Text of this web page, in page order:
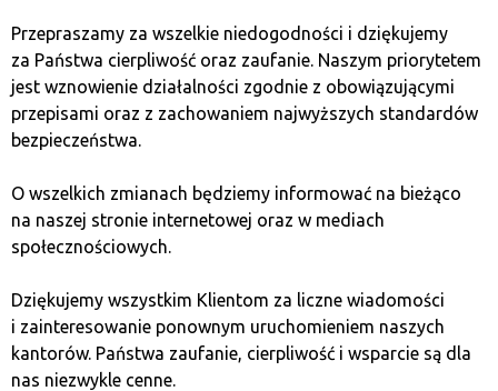
uwagę inwestorów, którzy szukają nowych możliwości
w świecie memecoinów.
5. Baby Doge Coin (BabyDoge)
Baby Doge Coin to młodszy kuzyn Dogecoina,
stworzony z myślą o promowaniu edukacji
kryptowalutowej i wspieraniu organizacji
wsparciu społeczności i celebrytów, takich jak Elon
Musk. Projekt kładzie duży nacisk na filantropię,
co przyciąga wielu inwestorów poszukujących
wartościowych projektów.
Przepraszamy za wszelkie niedogodności i dziękujemy
za Państwa cierpliwość oraz zaufanie. Naszym priorytetem
jest wznowienie działalności zgodnie z obowiązującymi
przepisami oraz z zachowaniem najwyższych standardów
bezpieczeństwa.
O wszelkich zmianach będziemy informować na bieżąco
na naszej stronie internetowej oraz w mediach
społecznościowych.
Dziękujemy wszystkim Klientom za liczne wiadomości
i zainteresowanie ponownym uruchomieniem naszych
kantorów. Państwa zaufanie, cierpliwość i wsparcie są dla
nas niezwykle cenne.